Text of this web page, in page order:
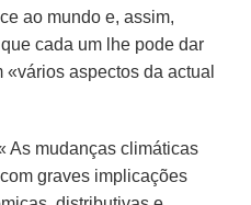
ao mundo e, assim,
cada um lhe pode dar
aspectos da actual
As mudanças climáticas
graves implicações